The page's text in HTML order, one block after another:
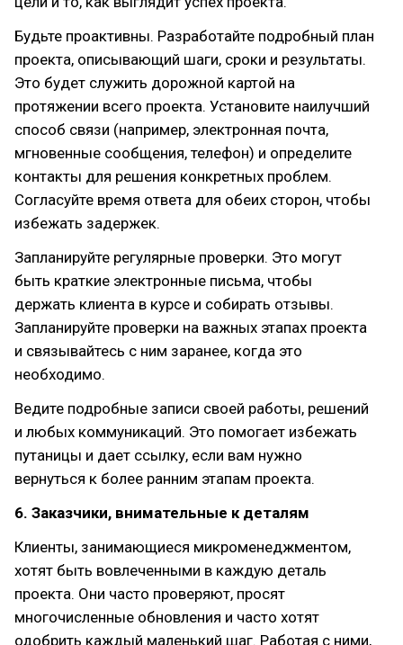
Будьте проактивны. Разработайте подробный план
проекта, описывающий шаги, сроки и результаты.
Это будет служить дорожной картой на
протяжении всего проекта. Установите наилучший
способ связи (например, электронная почта,
мгновенные сообщения, телефон) и определите
контакты для решения конкретных проблем.
Согласуйте время ответа для обеих сторон, чтобы
избежать задержек.
Запланируйте регулярные проверки. Это могут
быть краткие электронные письма, чтобы
держать клиента в курсе и собирать отзывы.
Запланируйте проверки на важных этапах проекта
и связывайтесь с ним заранее, когда это
необходимо.
Ведите подробные записи своей работы, решений
и любых коммуникаций. Это помогает избежать
путаницы и дает ссылку, если вам нужно
вернуться к более ранним этапам проекта.
6. Заказчики, внимательные к деталям
Клиенты, занимающиеся микроменеджментом,
хотят быть вовлеченными в каждую деталь
проекта. Они часто проверяют, просят
многочисленные обновления и часто хотят
одобрить каждый маленький шаг. Работая с ними,